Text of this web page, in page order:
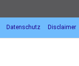
Datenschutz Disclaimer